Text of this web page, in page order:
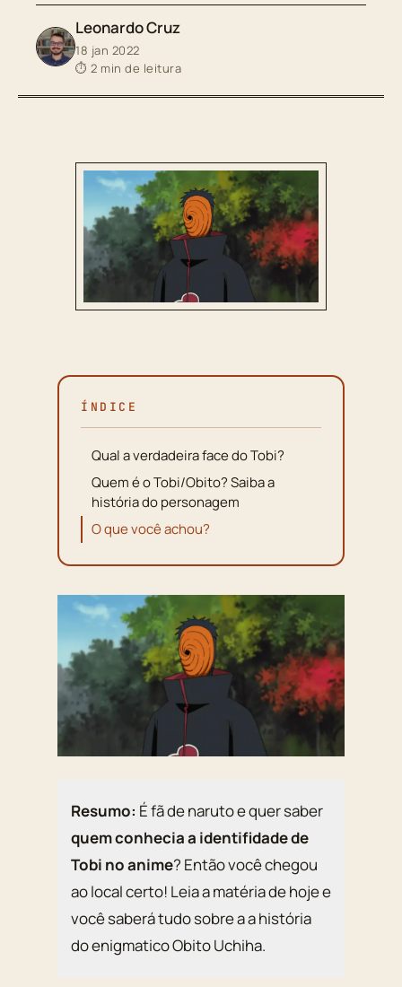
Leonardo Cruz
18 jan 2022
⏱ 2 min de leitura
ÍNDICE
Qual a verdadeira face do Tobi?
Quem é o Tobi/Obito? Saiba a
história do personagem
O que você achou?
Resumo: É fã de naruto e quer saber
quem conhecia a identifidade de
Tobi no anime? Então você chegou
ao local certo! Leia a matéria de hoje e
você saberá tudo sobre a a história
do enigmatico Obito Uchiha.